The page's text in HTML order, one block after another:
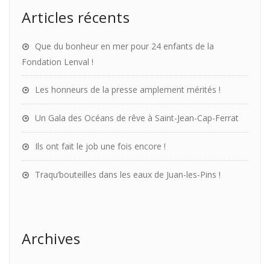
Articles récents
Que du bonheur en mer pour 24 enfants de la
Fondation Lenval !
Les honneurs de la presse amplement mérités !
Un Gala des Océans de rêve à Saint-Jean-Cap-Ferrat
Ils ont fait le job une fois encore !
Traqu’bouteilles dans les eaux de Juan-les-Pins !
Archives